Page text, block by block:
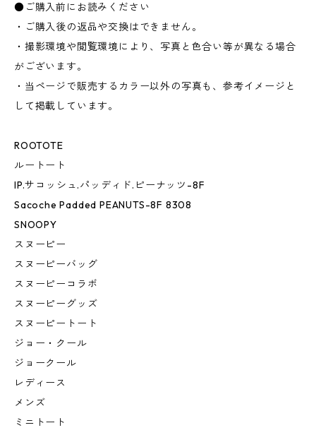
●ご購入前にお読みください
・ご購入後の返品や交換はできません。
・撮影環境や閲覧環境により、写真と色合い等が異なる場合
がございます。
・当ページで販売するカラー以外の写真も、参考イメージと
して掲載しています。
ROOTOTE
ルートート
IP.サコッシュ.パッディド.ピーナッツ-8F
Sacoche Padded PEANUTS-8F 8308
SNOOPY
スヌーピー
スヌーピーバッグ
スヌーピーコラボ
スヌーピーグッズ
スヌーピートート
ジョー・クール
ジョークール
レディース
メンズ
ミニトート